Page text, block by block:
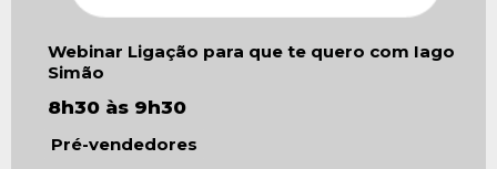
Webinar Ligação para que te quero com Iago
Simão
8h30 às 9h30
Pré-vendedores